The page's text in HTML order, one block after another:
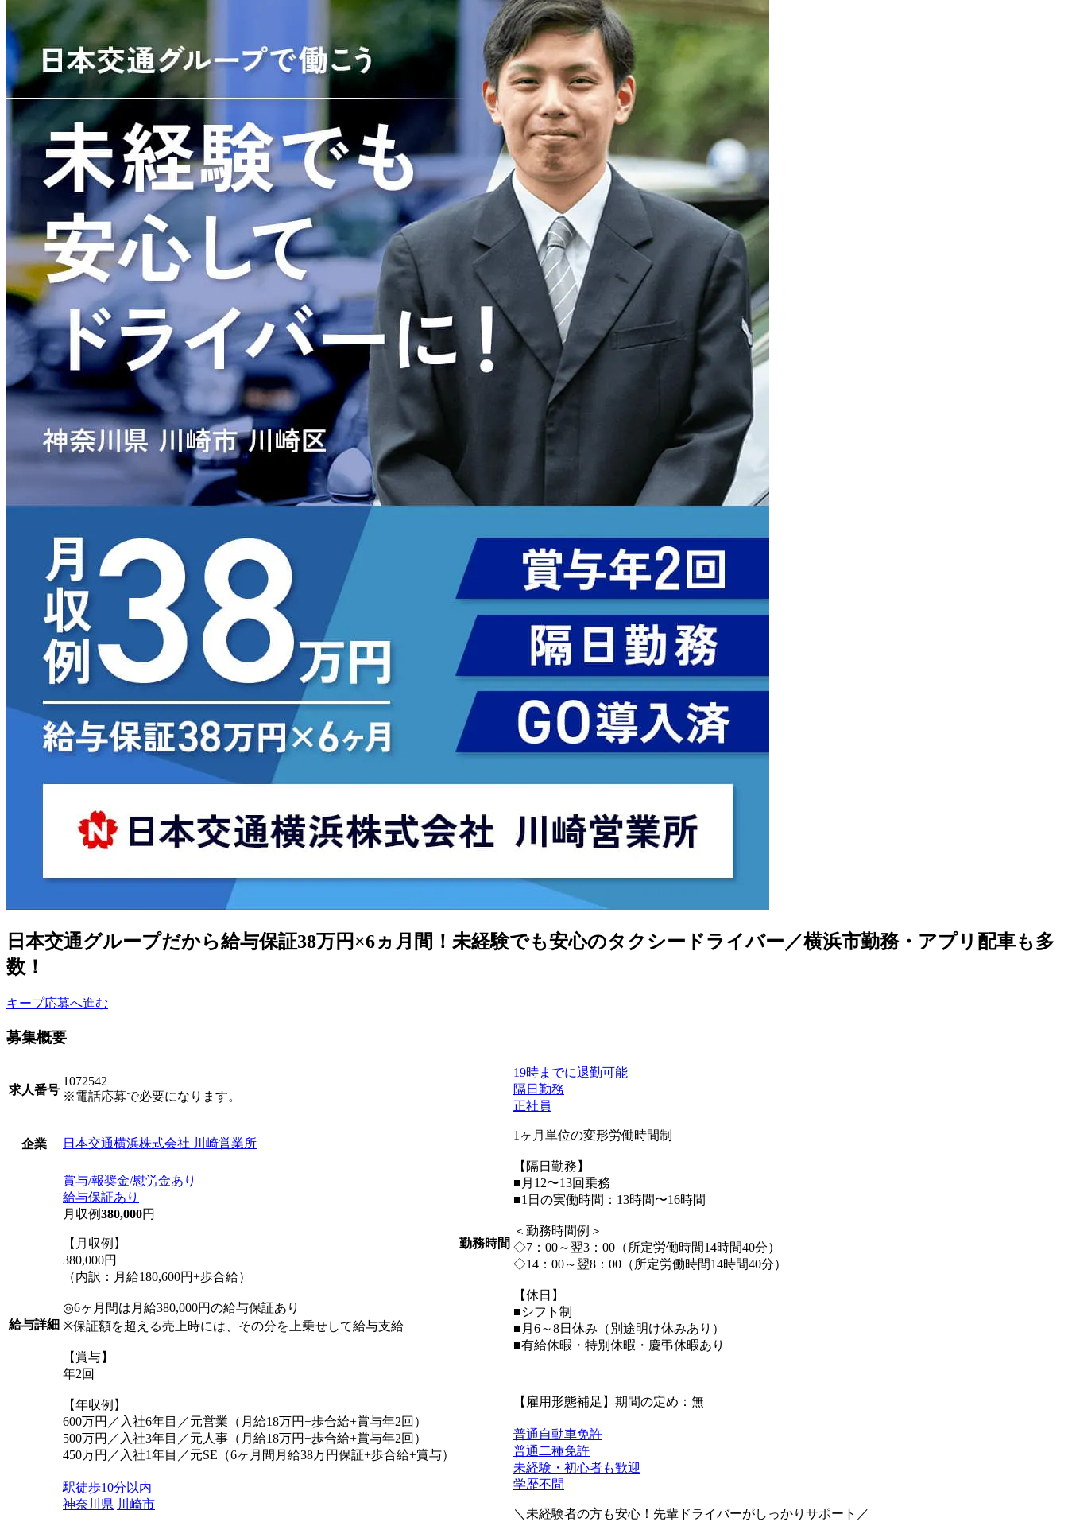
日本交通グループだから給与保証38万円×6ヵ月間！未経験でも安心のタクシードライバー／横浜市勤務・アプリ配車も多
数！
キープ応募へ進む
募集概要
求人番号
1072542
※電話応募で必要になります。
企業 日本交通横浜株式会社 川崎営業所
給与詳細
賞与/報奨金/慰労金あり
給与保証あり
月収例380,000円
【月収例】
380,000円
（内訳：月給180,600円+歩合給）
◎6ヶ月間は月給380,000円の給与保証あり
※保証額を超える売上時には、その分を上乗せして給与支給
【賞与】
年2回
【年収例】
600万円／入社6年目／元営業（月給18万円+歩合給+賞与年2回）
500万円／入社3年目／元人事（月給18万円+歩合給+賞与年2回）
450万円／入社1年目／元SE（6ヶ月間月給38万円保証+歩合給+賞与）
駅徒歩10分以内
神奈川県 川崎市
勤務時間
19時までに退勤可能
隔日勤務
正社員
1ヶ月単位の変形労働時間制
【隔日勤務】
■月12〜13回乗務
■1日の実働時間：13時間〜16時間
＜勤務時間例＞
◇7：00～翌3：00（所定労働時間14時間40分）
◇14：00～翌8：00（所定労働時間14時間40分）
【休日】
■シフト制
■月6～8日休み（別途明け休みあり）
■有給休暇・特別休暇・慶弔休暇あり
【雇用形態補足】期間の定め：無
普通自動車免許
普通二種免許
未経験・初心者も歓迎
学歴不問
＼未経験者の方も安心！先輩ドライバーがしっかりサポート／